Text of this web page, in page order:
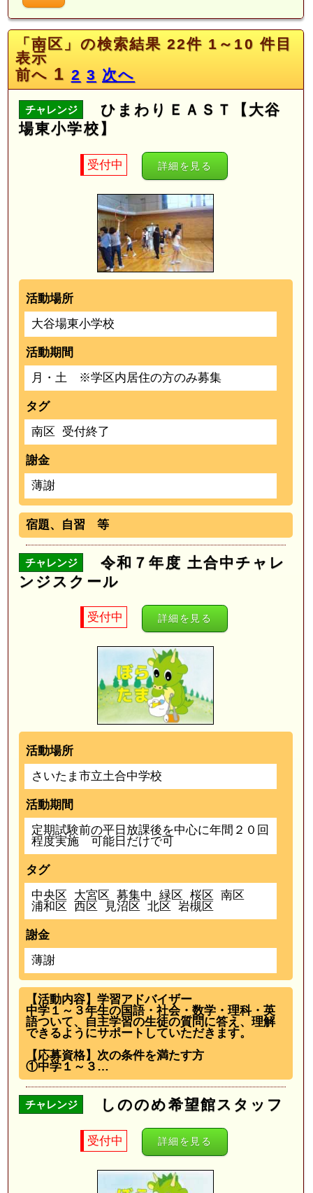
「南区」の検索結果 22件 1～10 件目
表示
前へ 1 2 3 次へ
チャレンジ
ひまわりＥＡＳＴ【大谷
場東小学校】
受付中 詳細を見る
活動場所
大谷場東小学校
活動期間
月・土 ※学区内居住の方のみ募集
タグ
南区
受付終了
謝金
薄謝
宿題、自習 等
チャレンジ
令和７年度 土合中チャレ
ンジスクール
受付中 詳細を見る
活動場所
さいたま市立土合中学校
活動期間
定期試験前の平日放課後を中心に年間２０回
程度実施 可能日だけで可
タグ
中央区
大宮区 募集中 緑区 桜区 南区
浦和区 西区 見沼区 北区 岩槻区
謝金
薄謝
【活動内容】学習アドバイザー
中学１～３年生の国語・社会・数学・理科・英
語ついて、自主学習の生徒の質問に答え、理解
できるようにサポートしていただきます。
【応募資格】次の条件を満たす方
①中学１～３…
チャレンジ しののめ希望館スタッフ
受付中 詳細を見る